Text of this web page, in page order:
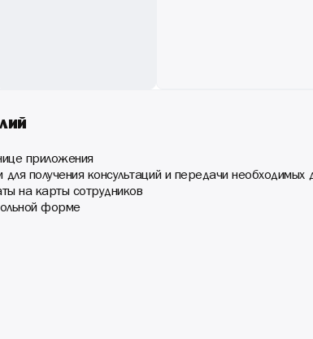
приложения
получения консультаций и передачи необходимых
на карты сотрудников
форме